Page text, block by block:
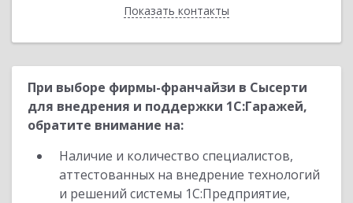
Показать контакты
Назад
При выборе фирмы-франчайзи в Сысерти
для внедрения и поддержки 1С:Гаражей,
обратите внимание на:
Наличие и количество специалистов,
аттестованных на внедрение технологий
и решений системы 1С:Предприятие,